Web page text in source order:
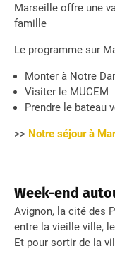
Marseille offre une
famille
Le programme sur
Monter à Notre
Visiter le MUCEM
Prendre le bateau
>> Notre séjour à
Week-end
Avignon, la cité des
entre la vieille ville,
Et pour sortir de la